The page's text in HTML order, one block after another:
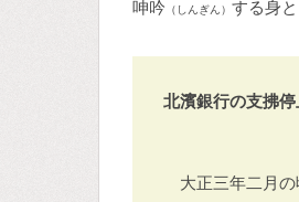
呻吟 （しんぎん） する身
北濱銀行の支拂
大正三年二月